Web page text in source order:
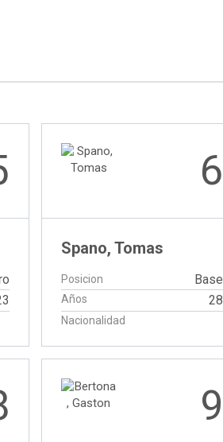
6
Spano, Tomas
Posicion Base
Años 28
Nacionalidad
9